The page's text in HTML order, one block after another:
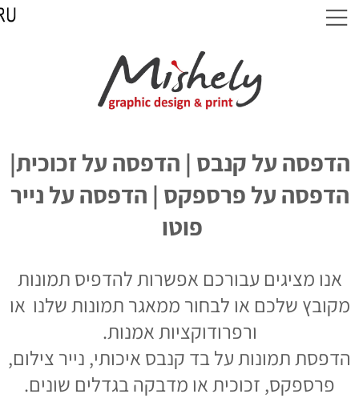
הדפסה על קנבס | הדפסה על זכוכית|
הדפסה על פרספקס | הדפסה על נייר
פוטו
אנו מציגים עבורכם אפשרות להדפיס תמונות
מקובץ שלכם או לבחור ממאגר תמונות שלנו או
ורפרודוקציות אמנות.
הדפסת תמונות על בד קנבס איכותי, נייר צילום,
פרספקס, זכוכית או מדבקה בגדלים שונים.